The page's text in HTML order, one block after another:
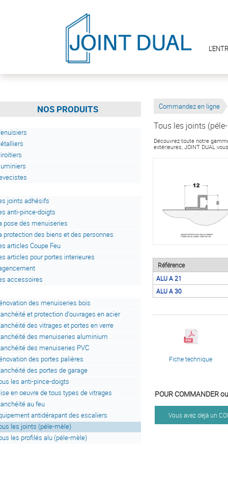
NOS PRODUITS
joints adhésifs
anti-pince-doigts
pose des menuiseries
protection des biens et des personnes
articles Coupe Feu
articles pour portes interieures
accessoires
des menuiseries bois
et protection d'ouvrages en acier
des vitrages et portes en verre
des menuiseries aluminium
des menuiseries PVC
des portes palières
des portes de garage
les anti-pince-doigts
en oeuvre de tous types de vitrages
au feu
antidérapant des escaliers
les joints (péle-mèle)
les profilés alu (péle-mèle)
Commandez en ligne
Tous les joints
Découvrez toute notre
extérieures, JOINT DUAL
Référence
ALU A 21
ALU A 30
Fiche technique
POUR COMMANDER
Vous avez déjà un